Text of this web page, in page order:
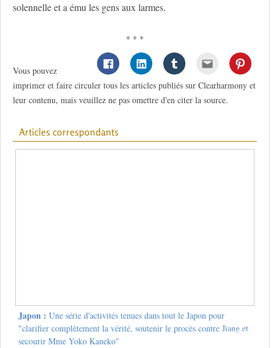
solennelle et a ému les gens aux larmes.
* * *
Vous pouvez
imprimer et faire circuler tous les articles publiés sur Clearharmony et
leur contenu, mais veuillez ne pas omettre d'en citer la source.
Articles correspondants
Japon : Une série d'activités tenues dans tout le Japon pour
"clarifier complètement la vérité, soutenir le procès contre Jiang et
secourir Mme Yoko Kaneko"